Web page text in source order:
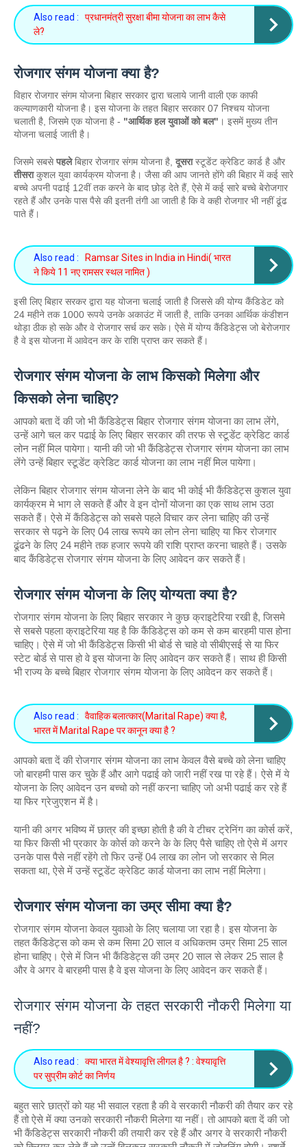
Also read :
प्रधानमंत्री सुरक्षा बीमा योजना का लाभ कैसे
ले?
रोजगार संगम योजना क्या है?
विहार रोजगार संगम योजना बिहार सरकार द्वारा चलाये जानी वाली एक काफी
कल्याणकारी योजना है। इस योजना के तहत बिहार सरकार 07 निश्चय योजना
चलाती है, जिसमे एक योजना है - "आर्थिक हल युवाओं को बल" । इसमें मुख्य तीन
योजना चलाई जाती है।
जिसमे सबसे पहले बिहार रोजगार संगम योजना है, दूसरा
तीसरा कुशल युवा कार्यक्रम योजना है। जैसा की आप जानते होंगे की बिहार में कई सारे
बच्चे अपनी पढाई 12वीं तक करने के बाद छोड़ देते हैं, ऐसे में कई सारे बच्चे बेरोजगार
रहते हैं और उनके पास पैसे की इतनी तंगी आ जाती है कि वे कही रोजगार भी नहीं ढूंढ
पाते हैं।
Also read :
Ramsar Sites in India in Hindi( भारत
ने किये 11 नए रामसर स्थल नामित )
इसी लिए बिहार सरकर द्वारा यह योजना चलाई जाती है जिससे की योग्य कैंडिडेट को
24 महीने तक 1000 रूपये उनके अकाउंट में जाती है, ताकि उनका आर्थिक कंडीशन
थोड़ा ठीक हो सके और वे रोजगार सर्च कर सके। ऐसे में योग्य कैंडिडेट्स जो बेरोजगार
है वे इस योजना में आवेदन कर के राशि प्राप्त कर सकते हैं।
रोजगार संगम योजना के लाभ किसको मिलेगा और
किसको लेना चाहिए?
आपको बता दें की जो भी कैंडिडेट्स बिहार रोजगार संगम योजना का लाभ लेंगे,
उन्हें आगे चल कर पढाई के लिए बिहार सरकार की तरफ से स्टूडेंट क्रेडिट कार्ड
लोन नहीं मिल पायेगा। यानी की जो भी कैंडिडेट्स रोजगार संगम योजना का लाभ
लेंगे उन्हें बिहार स्टूडेंट क्रेडिट कार्ड योजना का लाभ नहीं मिल पायेगा।
लेकिन बिहार रोजगार संगम योजना लेने के बाद भी कोई भी कैंडिडेट्स कुशल युवा
कार्यक्रम मे भाग ले सकते हैं और वे इन दोनों योजना का एक साथ लाभ उठा
सकते हैं। ऐसे में कैंडिडेट्स को सबसे पहले विचार कर लेना चाहिए की उन्हें
सरकार से पढ़ने के लिए 04 लाख रूपये का लोन लेना चाहिए या फिर रोजगार
ढूंढने के लिए 24 महीने तक हजार रूपये की राशि प्राप्त करना चाहते हैं। उसके
बाद कैंडिडेट्स रोजगार संगम योजना के लिए आवेदन कर सकते हैं।
रोजगार संगम योजना के लिए योग्यता क्या है?
रोजगार संगम योजना के लिए बिहार सरकार ने कुछ क्राइटेरिया रखी है, जिसमे
से सबसे पहला क्राइटेरिया यह है कि कैंडिडेट्स को कम से कम बारहमी पास होना
चाहिए। ऐसे में जो भी कैंडिडेट्स किसी भी बोर्ड से चाहे वो सीबीएसई से या फिर
स्टेट बोर्ड से पास हो वे इस योजना के लिए आवेदन कर सकते हैं। साथ ही किसी
भी राज्य के बच्चे बिहार रोजगार संगम योजना के लिए आवेदन कर सकते हैं।
Also read :
वैवाहिक बलात्कार(Marital Rape) क्या है,
भारत में Marital Rape पर कानून क्या है ?
आपको बता दें की रोजगार संगम योजना का लाभ केवल वैसे बच्चे को लेना चाहिए
जो बारहमी पास कर चुके हैं और आगे पढाई को जारी नहीं रख पा रहे हैं। ऐसे में ये
योजना के लिए आवेदन उन बच्चो को नहीं करना चाहिए जो अभी पढाई कर रहे हैं
या फिर ग्रेजुएशन में है।
यानी की अगर भविष्य में छात्र की इच्छा होती है की वे टीचर ट्रेनिंग का कोर्स करें,
या फिर किसी भी प्रकार के कोर्स को करने के के लिए पैसे चाहिए तो ऐसे में अगर
उनके पास पैसे नहीं रहेंगे तो फिर उन्हें 04 लाख का लोन जो सरकार से मिल
सकता था, ऐसे में उन्हें स्टूडेंट क्रेडिट कार्ड योजना का लाभ नहीं मिलेगा।
रोजगार संगम योजना का उम्र सीमा क्या है?
रोजगार संगम योजना केवल युवाओ के लिए चलाया जा रहा है। इस योजना के
तहत कैंडिडेट्स को कम से कम सिमा 20 साल व अधिकतम उम्र सिमा 25 साल
होना चाहिए। ऐसे में जिन भी कैंडिडेट्स की उम्र 20 साल से लेकर 25 साल है
और वे अगर वे बारहमी पास है वे इस योजना के लिए आवेदन कर सकते हैं।
रोजगार संगम योजना के तहत सरकारी नौकरी मिलेगा या
नहीं?
Also read :
क्या भारत में वेश्यावृत्ति लीगल है ? : वेश्यावृत्ति
पर सुप्रीम कोर्ट का निर्णय
बहुत सारे छात्रों को यह भी सवाल रहता है की वे सरकारी नौकरी की तैयार कर रहे
हैं तो ऐसे में क्या उनको सरकारी नौकरी मिलेगा या नहीं। तो आपको बता दें की जो
भी कैंडिडेट्स सरकारी नौकरी की तयारी कर रहे हैं और अगर वे सरकारी नौकरी